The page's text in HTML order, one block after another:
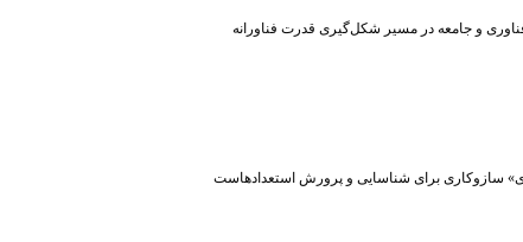
و جامعه در مسیر شکل‌گیری قدرت فناورانه
سازوکاری برای شناسایی و پرورش استعدادهاست